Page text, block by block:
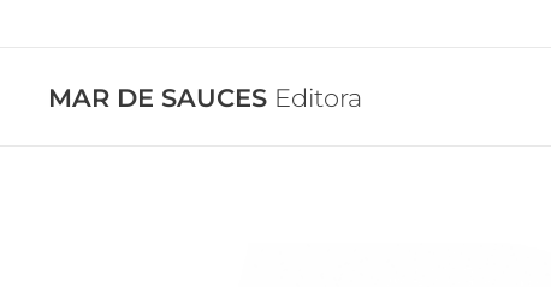
MAR DE SAUCES Editora